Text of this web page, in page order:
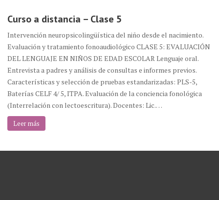
Curso a distancia – Clase 5
Intervención neuropsicolingüística del niño desde el nacimiento.
Evaluación y tratamiento fonoaudiológico CLASE 5: EVALUACIÓN
DEL LENGUAJE EN NIÑOS DE EDAD ESCOLAR Lenguaje oral.
Entrevista a padres y análisis de consultas e informes previos.
Características y selección de pruebas estandarizadas: PLS-5,
Baterías CELF 4/ 5, ITPA. Evaluación de la conciencia fonológica
(Interrelación con lectoescritura). Docentes: Lic.…
Leer más